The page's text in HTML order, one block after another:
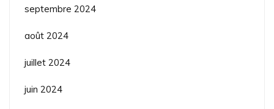
septembre 2024
août 2024
juillet 2024
juin 2024